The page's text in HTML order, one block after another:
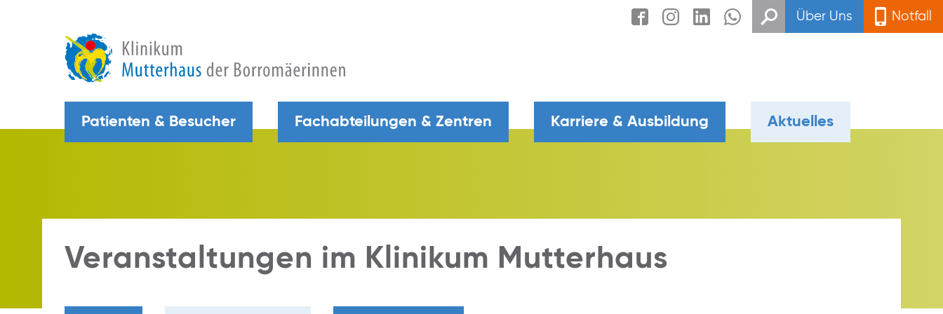
Über Uns Notfall
Patienten & Besucher Fachabteilungen & Zentren Karriere & Ausbildung Aktuelles
Veranstaltungen im Klinikum Mutterhaus